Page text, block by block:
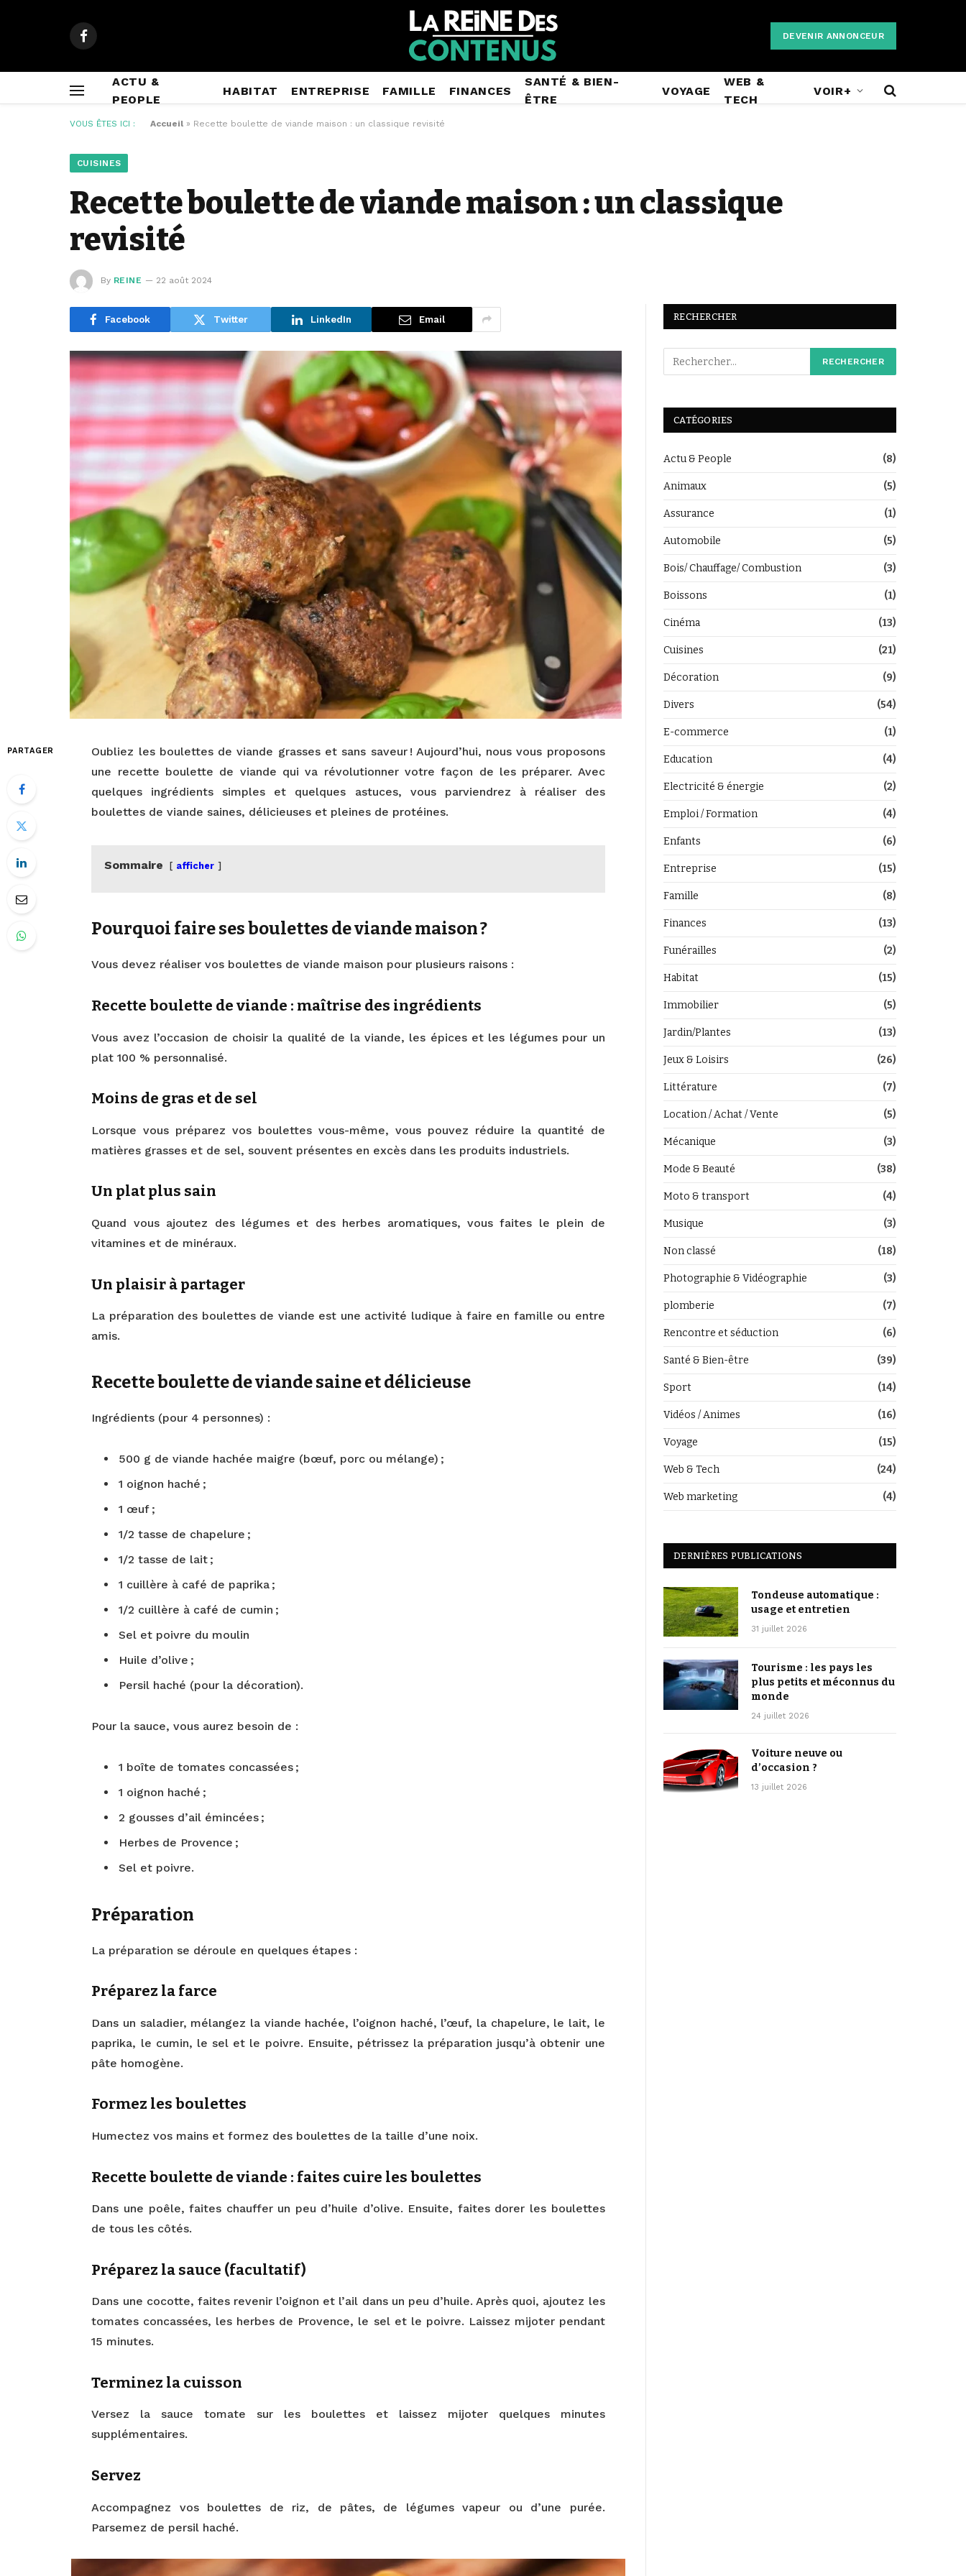
Facebook
DEVENIR ANNONCEUR
ACTU &
PEOPLE
HABITAT ENTREPRISE FAMILLE FINANCES
SANTÉ & BIEN-
ÊTRE
VOYAGE
WEB &
TECH
VOIR+
VOUS ÊTES ICI : Accueil » Recette boulette de viande maison : un classique revisité
CUISINES
Recette boulette de viande maison : un classique
revisité
By REINE 22 août 2024
Facebook Twitter LinkedIn Email
PARTAGER
Oubliez les boulettes de viande grasses et sans saveur ! Aujourd’hui, nous vous proposons
une recette boulette de viande qui va révolutionner votre façon de les préparer. Avec
quelques ingrédients simples et quelques astuces, vous parviendrez à réaliser des
boulettes de viande saines, délicieuses et pleines de protéines.
Sommaire afficher
Pourquoi faire ses boulettes de viande maison ?
Vous devez réaliser vos boulettes de viande maison pour plusieurs raisons :
Recette boulette de viande : maîtrise des ingrédients
Vous avez l’occasion de choisir la qualité de la viande, les épices et les légumes pour un
plat 100 % personnalisé.
Moins de gras et de sel
Lorsque vous préparez vos boulettes vous-même, vous pouvez réduire la quantité de
matières grasses et de sel, souvent présentes en excès dans les produits industriels.
Un plat plus sain
Quand vous ajoutez des légumes et des herbes aromatiques, vous faites le plein de
vitamines et de minéraux.
Un plaisir à partager
La préparation des boulettes de viande est une activité ludique à faire en famille ou entre
amis.
Recette boulette de viande saine et délicieuse
Ingrédients (pour 4 personnes) :
500 g de viande hachée maigre (bœuf, porc ou mélange) ;
1 oignon haché ;
1 œuf ;
1/2 tasse de chapelure ;
1/2 tasse de lait ;
1 cuillère à café de paprika ;
1/2 cuillère à café de cumin ;
Sel et poivre du moulin
Huile d’olive ;
Persil haché (pour la décoration).
Pour la sauce, vous aurez besoin de :
1 boîte de tomates concassées ;
1 oignon haché ;
2 gousses d’ail émincées ;
Herbes de Provence ;
Sel et poivre.
Préparation
La préparation se déroule en quelques étapes :
Préparez la farce
Dans un saladier, mélangez la viande hachée, l’oignon haché, l’œuf, la chapelure, le lait, le
paprika, le cumin, le sel et le poivre. Ensuite, pétrissez la préparation jusqu’à obtenir une
pâte homogène.
Formez les boulettes
Humectez vos mains et formez des boulettes de la taille d’une noix.
Recette boulette de viande : faites cuire les boulettes
Dans une poêle, faites chauffer un peu d’huile d’olive. Ensuite, faites dorer les boulettes
de tous les côtés.
Préparez la sauce (facultatif)
Dans une cocotte, faites revenir l’oignon et l’ail dans un peu d’huile. Après quoi, ajoutez les
tomates concassées, les herbes de Provence, le sel et le poivre. Laissez mijoter pendant
15 minutes.
Terminez la cuisson
Versez la sauce tomate sur les boulettes et laissez mijoter quelques minutes
supplémentaires.
Servez
Accompagnez vos boulettes de riz, de pâtes, de légumes vapeur ou d’une purée.
Parsemez de persil haché.
RECHERCHER
CATÉGORIES
Actu & People (8)
Animaux (5)
Assurance (1)
Automobile (5)
Bois/ Chauffage/ Combustion (3)
Boissons (1)
Cinéma (13)
Cuisines (21)
Décoration (9)
Divers (54)
E-commerce (1)
Education (4)
Electricité & énergie (2)
Emploi / Formation (4)
Enfants (6)
Entreprise (15)
Famille (8)
Finances (13)
Funérailles (2)
Habitat (15)
Immobilier (5)
Jardin/Plantes (13)
Jeux & Loisirs (26)
Littérature (7)
Location / Achat / Vente (5)
Mécanique (3)
Mode & Beauté (38)
Moto & transport (4)
Musique (3)
Non classé (18)
Photographie & Vidéographie (3)
plomberie (7)
Rencontre et séduction (6)
Santé & Bien-être (39)
Sport (14)
Vidéos / Animes (16)
Voyage (15)
Web & Tech (24)
Web marketing (4)
DERNIÈRES PUBLICATIONS
Tondeuse automatique :
usage et entretien
31 juillet 2026
Tourisme : les pays les
plus petits et méconnus du
monde
24 juillet 2026
Voiture neuve ou
d’occasion ?
13 juillet 2026